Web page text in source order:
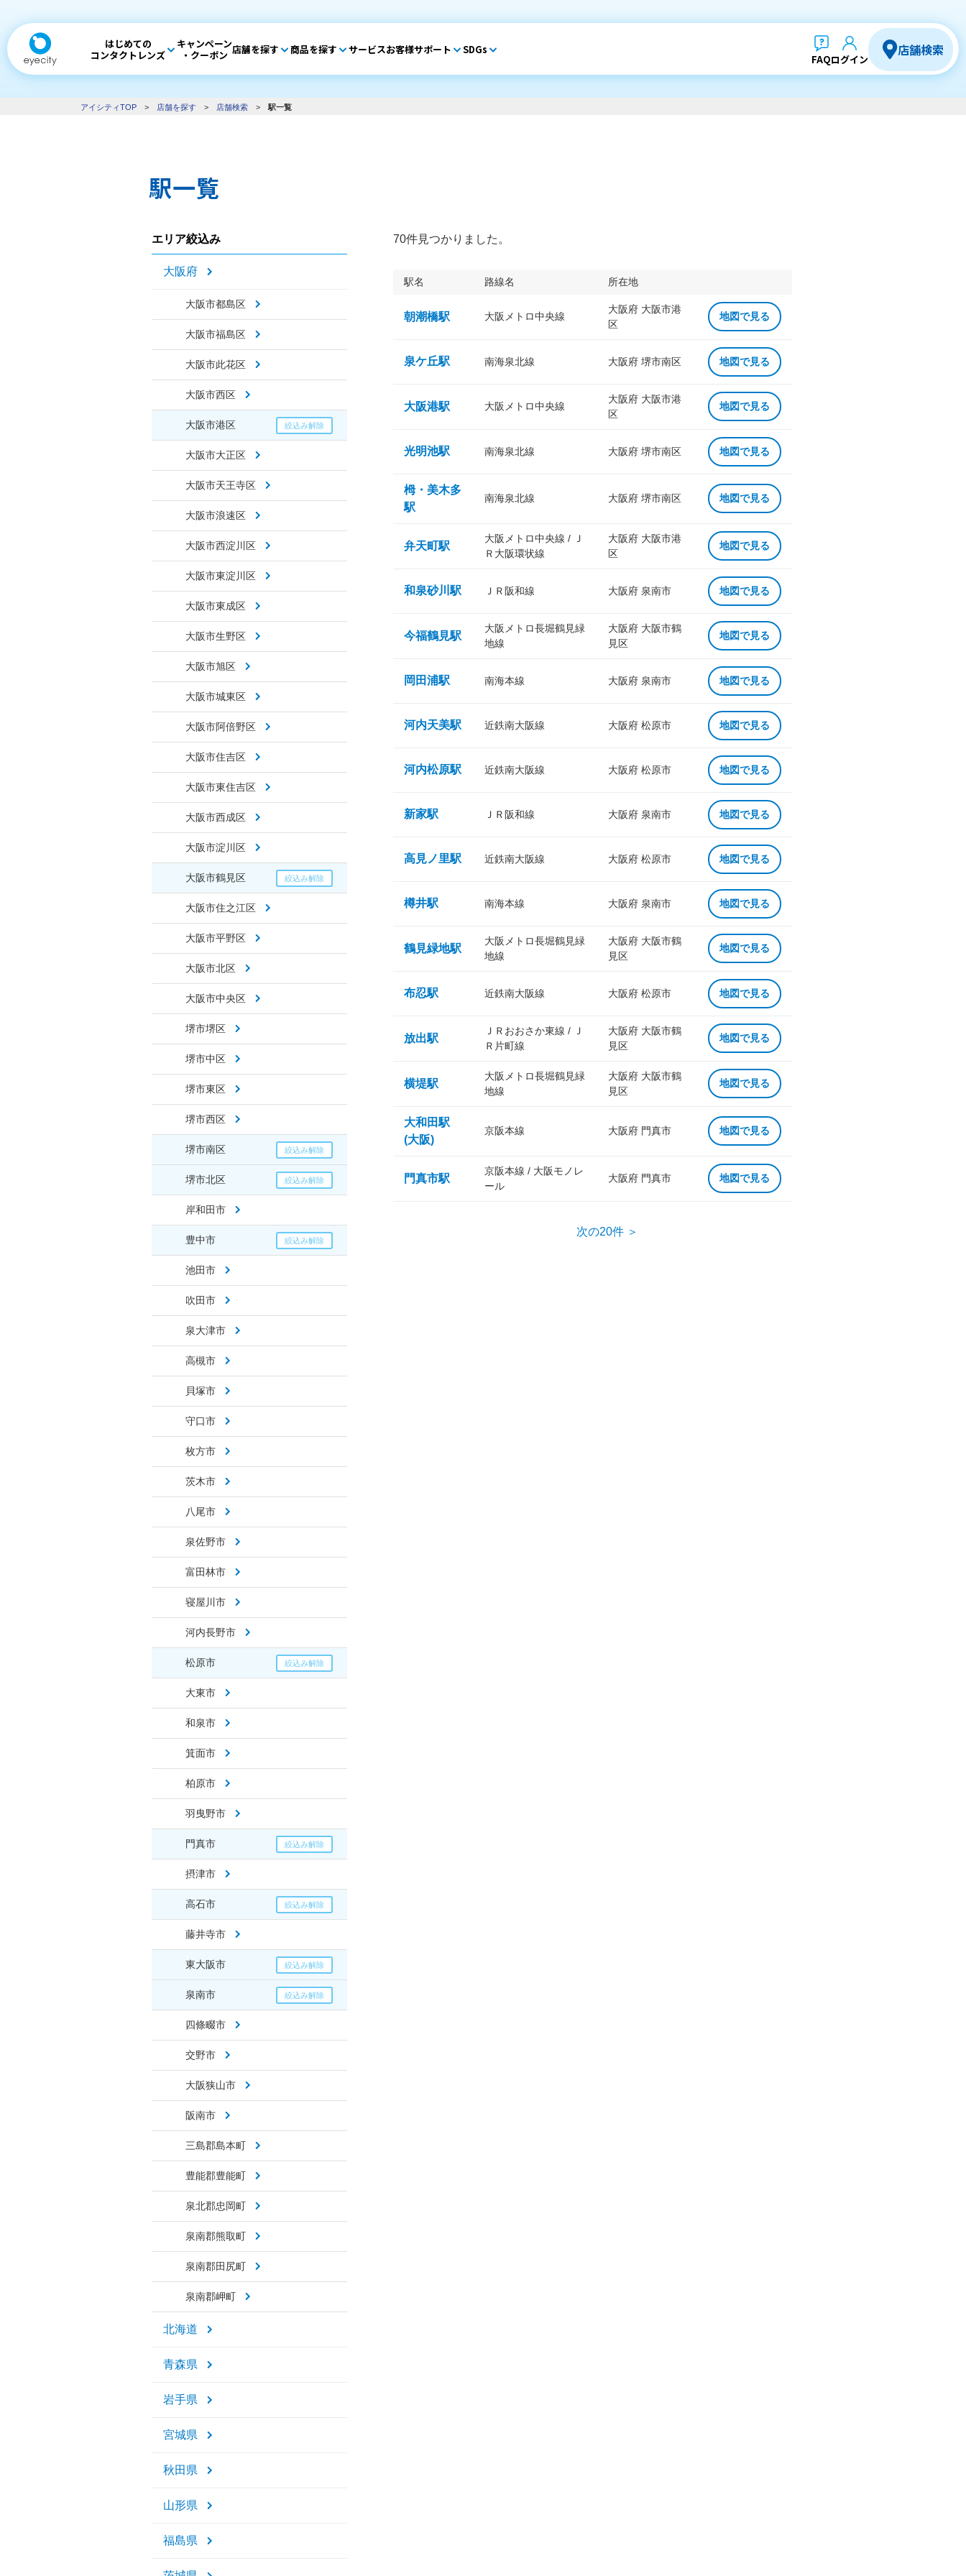
はじめての
コンタクトレンズ
キャンペーン
・クーポン 店舗を探す 商品を探す サービスお客様サポート SDGs
FAQログイン
店舗検索
アイシティTOP > 店舗を探す > 店舗検索 > 駅一覧
駅一覧
エリア絞込み
大阪府
大阪市都島区
大阪市福島区
大阪市此花区
大阪市西区
大阪市港区
大阪市大正区
大阪市天王寺区
大阪市浪速区
大阪市西淀川区
大阪市東淀川区
大阪市東成区
大阪市生野区
大阪市旭区
大阪市城東区
大阪市阿倍野区
大阪市住吉区
大阪市東住吉区
大阪市西成区
大阪市淀川区
大阪市鶴見区
大阪市住之江区
大阪市平野区
大阪市北区
大阪市中央区
堺市堺区
堺市中区
堺市東区
堺市西区
堺市南区
堺市北区
岸和田市
豊中市
池田市
吹田市
泉大津市
高槻市
貝塚市
守口市
枚方市
茨木市
八尾市
泉佐野市
富田林市
寝屋川市
河内長野市
松原市
大東市
和泉市
箕面市
柏原市
羽曳野市
門真市
摂津市
高石市
藤井寺市
東大阪市
泉南市
四條畷市
交野市
大阪狭山市
阪南市
三島郡島本町
豊能郡豊能町
泉北郡忠岡町
泉南郡熊取町
泉南郡田尻町
泉南郡岬町
北海道
青森県
岩手県
宮城県
秋田県
山形県
福島県
70件見つかりました。
駅名 路線名 所在地
朝潮橋駅 大阪メトロ中央線
大阪府 大阪市港
区
地図で見る
泉ケ丘駅 南海泉北線 大阪府 堺市南区 地図で見る
大阪港駅 大阪メトロ中央線
大阪府 大阪市港
区
地図で見る
光明池駅 南海泉北線 大阪府 堺市南区 地図で見る
栂・美木多
駅
南海泉北線 大阪府 堺市南区 地図で見る
弁天町駅
大阪メトロ中央線 / Ｊ
Ｒ大阪環状線
大阪府 大阪市港
区
地図で見る
和泉砂川駅 ＪＲ阪和線 大阪府 泉南市 地図で見る
今福鶴見駅
大阪メトロ長堀鶴見緑
地線
大阪府 大阪市鶴
見区
地図で見る
岡田浦駅 南海本線 大阪府 泉南市 地図で見る
河内天美駅 近鉄南大阪線 大阪府 松原市 地図で見る
河内松原駅 近鉄南大阪線 大阪府 松原市 地図で見る
新家駅 ＪＲ阪和線 大阪府 泉南市 地図で見る
高見ノ里駅 近鉄南大阪線 大阪府 松原市 地図で見る
樽井駅 南海本線 大阪府 泉南市 地図で見る
鶴見緑地駅
大阪メトロ長堀鶴見緑
地線
大阪府 大阪市鶴
見区
地図で見る
布忍駅 近鉄南大阪線 大阪府 松原市 地図で見る
放出駅
ＪＲおおさか東線 / Ｊ
Ｒ片町線
大阪府 大阪市鶴
見区
地図で見る
横堤駅
大阪メトロ長堀鶴見緑
地線
大阪府 大阪市鶴
見区
地図で見る
大和田駅
(大阪)
京阪本線 大阪府 門真市 地図で見る
門真市駅
京阪本線 / 大阪モノレ
ール
大阪府 門真市 地図で見る
次の20件 ＞